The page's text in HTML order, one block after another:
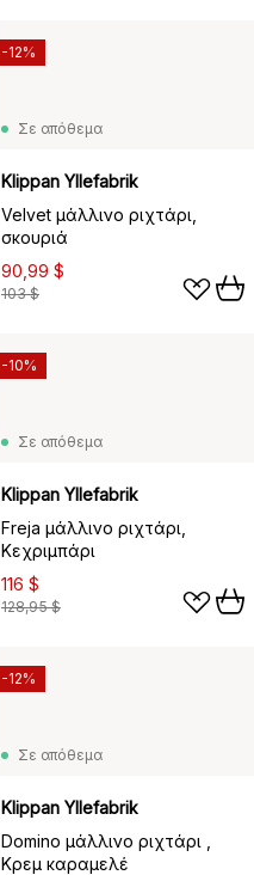
Σε απόθεμα
Klippan Yllefabrik
Velvet μάλλινο ριχτάρι,
σκουριά
90,99 $
103 $
-12%
Σε απόθεμα
Klippan Yllefabrik
Freja μάλλινο ριχτάρι,
Κεχριμπάρι
116 $
128,95 $
-10%
Σε απόθεμα
Klippan Yllefabrik
Domino μάλλινο ριχτάρι ,
Κρεμ καραμελέ
-12%